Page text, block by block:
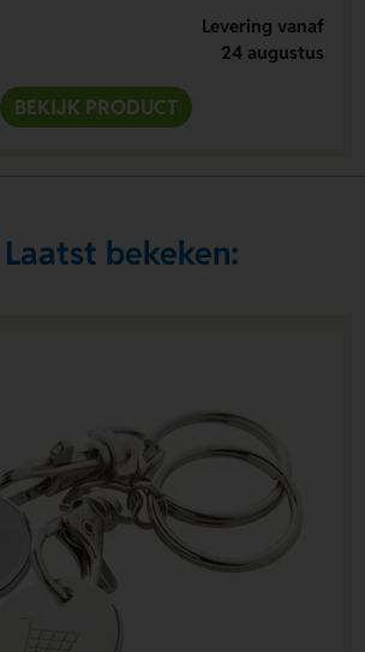
Levering vanaf
24 augustus
BEKIJK PRODUCT
Laatst bekeken: